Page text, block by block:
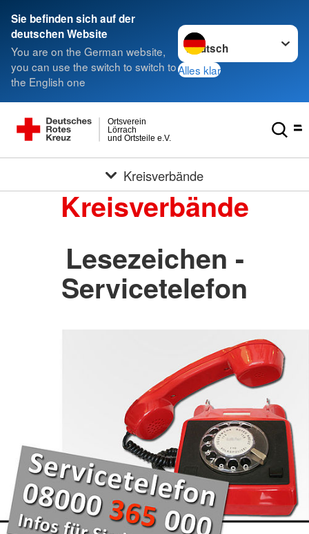
Sie befinden sich auf der
deutschen Website
You are on the German website,
you can use the switch to switch to
the English one
Sprache wechseln zu
Alles klar
und Ortsteile e.V.
Lörrach
Ortsverein
Kreisverbände
Kreisverbände
Lesezeichen -
Servicetelefon